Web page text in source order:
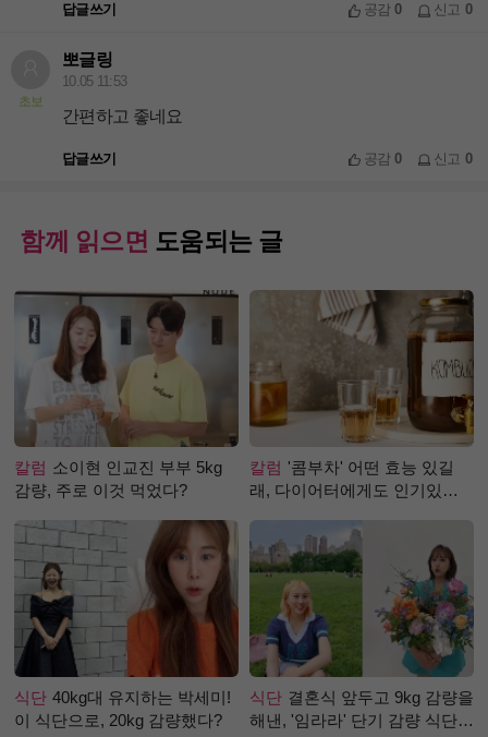
답글쓰기 공감0 신고 0
초보
뽀글링
10.05 11:53
간편하고 좋네요
답글쓰기 공감0 신고 0
함께 읽으면 도움되는 글
칼럼 소이현 인교진 부부 5kg
감량, 주로 이것 먹었다?
칼럼 '콤부차' 어떤 효능 있길
래, 다이어터에게도 인기있는
식단 40kg대 유지하는 박세미!
이 식단으로, 20kg 감량했다?
식단 결혼식 앞두고 9kg 감량을
해낸, '임라라' 단기 감량 식단